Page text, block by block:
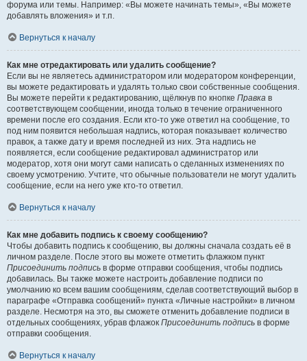
форума или темы. Например: «Вы можете начинать темы», «Вы можете
добавлять вложения» и т.п.
Вернуться к началу
Как мне отредактировать или удалить сообщение?
Если вы не являетесь администратором или модератором конференции,
вы можете редактировать и удалять только свои собственные сообщения.
Вы можете перейти к редактированию, щёлкнув по кнопке Правка в
соответствующем сообщении, иногда только в течение ограниченного
времени после его создания. Если кто-то уже ответил на сообщение, то
под ним появится небольшая надпись, которая показывает количество
правок, а также дату и время последней из них. Эта надпись не
появляется, если сообщение редактировал администратор или
модератор, хотя они могут сами написать о сделанных изменениях по
своему усмотрению. Учтите, что обычные пользователи не могут удалить
сообщение, если на него уже кто-то ответил.
Вернуться к началу
Как мне добавить подпись к своему сообщению?
Чтобы добавить подпись к сообщению, вы должны сначала создать её в
личном разделе. После этого вы можете отметить флажком пункт
Присоединить подпись в форме отправки сообщения, чтобы подпись
добавилась. Вы также можете настроить добавление подписи по
умолчанию ко всем вашим сообщениям, сделав соответствующий выбор в
параграфе «Отправка сообщений» пункта «Личные настройки» в личном
разделе. Несмотря на это, вы сможете отменить добавление подписи в
отдельных сообщениях, убрав флажок Присоединить подпись в форме
отправки сообщения.
Вернуться к началу